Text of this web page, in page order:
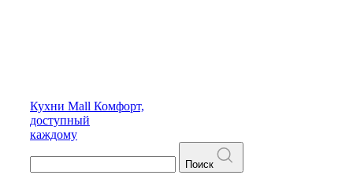
Кухни Mall Комфорт,
доступный
каждому
Поиск